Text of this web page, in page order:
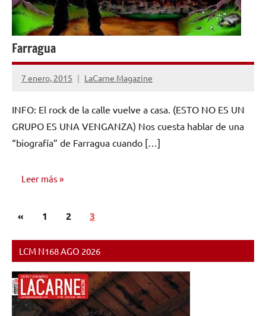
Farragua
7 enero, 2015 LaCarne Magazine
No
comentarios
INFO: El rock de la calle vuelve a casa. (ESTO NO ES UN
GRUPO ES UNA VENGANZA) Nos cuesta hablar de una
“biografía” de Farragua cuando […]
Leer más
GUÍA DE
Paginación
entradas
«Entradas
1 2 3
LCM N168 AGO 2026